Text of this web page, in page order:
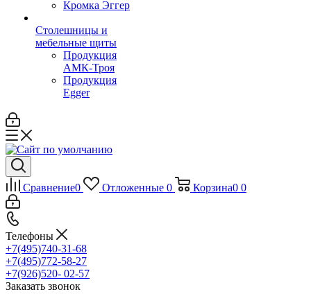
Кромка Эггер
Столешницы и
мебельные щиты
Продукция
АМК-Троя
Продукция
Egger
Сравнение0 Отложенные 0 Корзина0 0
Телефоны
+7(495)740-31-68
+7(495)772-58-27
+7(926)520- 02-57
Заказать звонок